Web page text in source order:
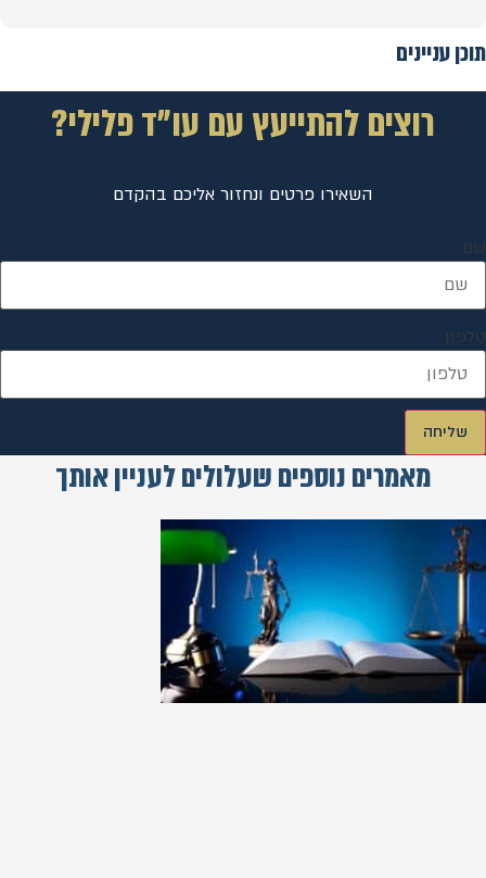
תוכן עניינים
רוצים להתייעץ עם עו"ד פלילי?
השאירו פרטים ונחזור אליכם בהקדם
שם
טלפון
שליחה
מאמרים נוספים שעלולים לעניין אותך